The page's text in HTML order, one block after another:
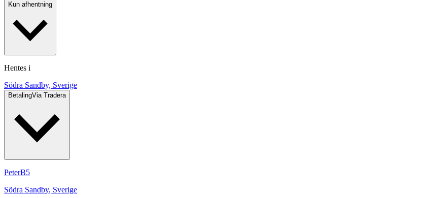
Kun afhentning
Hentes i
Södra Sandby, Sverige
BetalingVia Tradera
PeterB5
Södra Sandby, Sverige